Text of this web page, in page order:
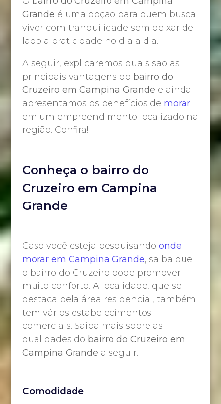
Grande é uma opção para quem busca
viver com tranquilidade sem deixar de
lado a praticidade no dia a dia.
A seguir, explicaremos quais são as
principais vantagens do bairro do
Cruzeiro em Campina Grande e ainda
apresentamos os benefícios de morar
em um empreendimento localizado na
região. Confira!
Conheça o bairro do
Cruzeiro em Campina
Grande
Caso você esteja pesquisando onde
morar em Campina Grande, saiba que
o bairro do Cruzeiro pode promover
muito conforto. A localidade, que se
destaca pela área residencial, também
tem vários estabelecimentos
comerciais. Saiba mais sobre as
qualidades do bairro do Cruzeiro em
Campina Grande a seguir.
Comodidade